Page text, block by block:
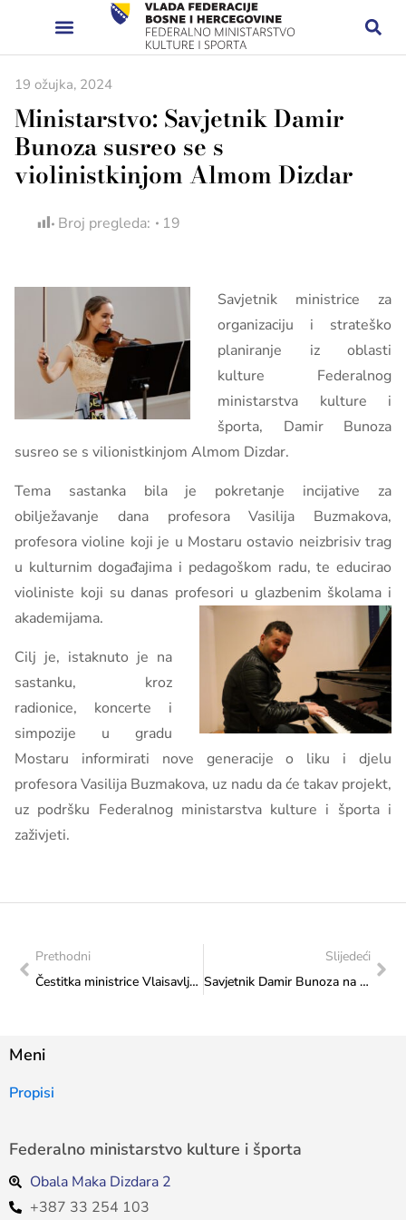
19 ožujka, 2024
Ministarstvo: Savjetnik Damir
Bunoza susreo se s
violinistkinjom Almom Dizdar
Broj pregleda: 19
Savjetnik ministrice za
organizaciju i strateško
planiranje iz oblasti
kulture Federalnog
ministarstva kulture i
športa, Damir Bunoza
susreo se s vilionistkinjom Almom Dizdar.
Tema sastanka bila je pokretanje incijative za
obilježavanje dana profesora Vasilija Buzmakova,
profesora violine koji je u Mostaru ostavio neizbrisiv trag
u kulturnim događajima i pedagoškom radu, te educirao
violiniste koji su danas profesori u glazbenim školama i
akademijama.
Cilj je, istaknuto je na
sastanku, kroz
radionice, koncerte i
simpozije u gradu
Mostaru informirati nove generacije o liku i djelu
profesora Vasilija Buzmakova, uz nadu da će takav projekt,
uz podršku Federalnog ministarstva kulture i športa i
zaživjeti.
Prethodni
Čestitka ministrice Vlaisavljević Ismailu Zulfiću nakon osvojenog zlata na mitingu Svjetske serije i novog državnog rekorda: Bravo, Ismaile!
Slijedeći
Savjetnik Damir Bunoza na sastanku s Vedranom Marčetom, organizatorom Austrijskog bala u Sarajevu
Meni
Propisi
Federalno ministarstvo kulture i športa
Obala Maka Dizdara 2
+387 33 254 103